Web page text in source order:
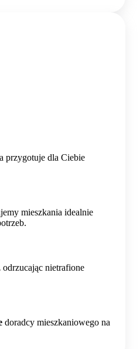
przygotuje dla Ciebie
mieszkania idealnie
odrzucając nietrafione
doradcy mieszkaniowego na